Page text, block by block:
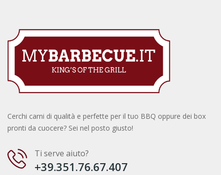
Cerchi carni di qualità e perfette per il tuo BBQ oppure dei box
pronti da cuocere? Sei nel posto giusto!
Ti serve aiuto?
+39.351.76.67.407